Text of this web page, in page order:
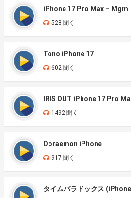
iPhone 17 Pro Max – Mgm
528 聞く
Tono iPhone 17
602 聞く
IRIS OUT iPhone 17 Pro
1492 聞く
Doraemon iPhone
917 聞く
タイムパラドックス